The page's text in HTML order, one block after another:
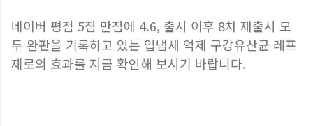
네이버 평점 5점 만점에 4.6, 출시 이후 8차 재출시 모
두 완판을 기록하고 있는 입냄새 억제 구강유산균 레프
제로의 효과를 지금 확인해 보시기 바랍니다.